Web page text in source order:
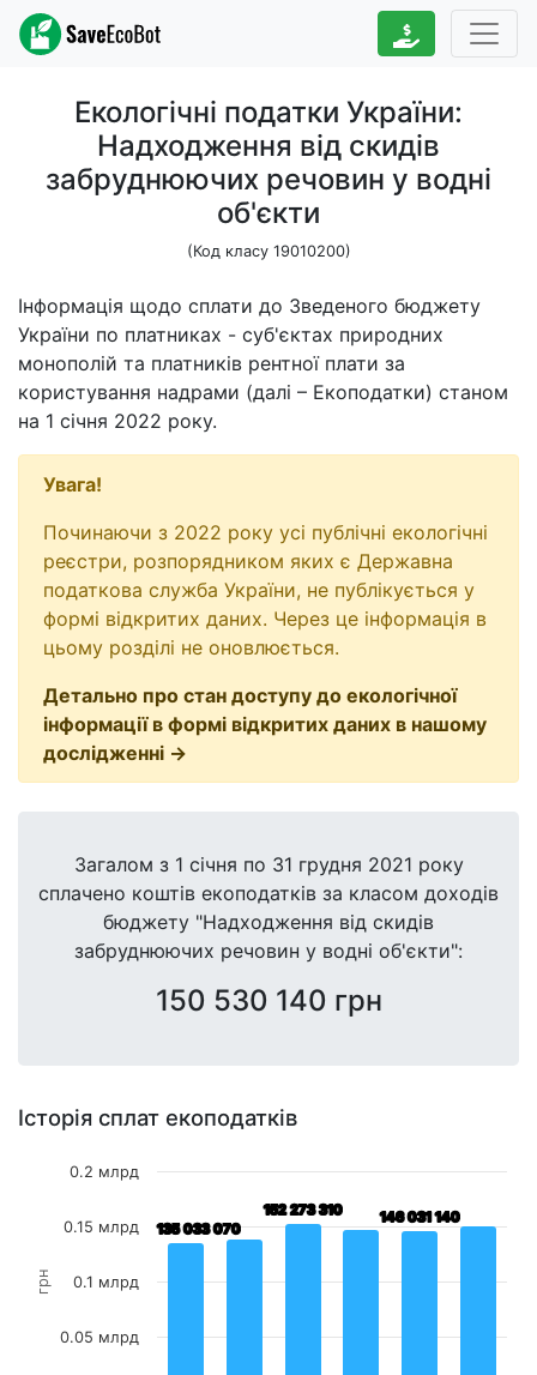
Екологічні податки України:
Надходження від скидів
забруднюючих речовин у водні
об'єкти
(Код класу 19010200)
Інформація щодо сплати до Зведеного бюджету
України по платниках - суб'єктах природних
монополій та платників рентної плати за
користування надрами (далі – Екоподатки) станом
на 1 січня 2022 року.
Увага!
Починаючи з 2022 року усі публічні екологічні
реєстри, розпорядником яких є Державна
податкова служба України, не публікується у
формі відкритих даних. Через це інформація в
цьому розділі не оновлюється.
Детально про стан доступу до екологічної
інформації в формі відкритих даних в нашому
дослідженні →
Загалом з 1 січня по 31 грудня 2021 року
сплачено коштів екоподатків за класом доходів
бюджету "Надходження від скидів
забруднюючих речовин у водні об'єкти":
150 530 140 грн
Історія сплат екоподатків
грн
135 033 070
135 033 070
152 273 310
152 273 310 146 031 140
146 031 140
0.05 млрд
0.1 млрд
0.15 млрд
0.2 млрд